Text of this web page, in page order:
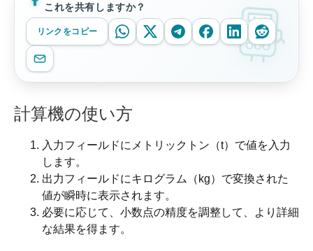
これを共有しますか？
リンクをコピー
計算機の使い方
入力フィールドにメトリックトン（t）で値を入力
します。
出力フィールドにキログラム（kg）で変換された
値が瞬時に表示されます。
必要に応じて、小数点の精度を調整して、より詳細
な結果を得ます。